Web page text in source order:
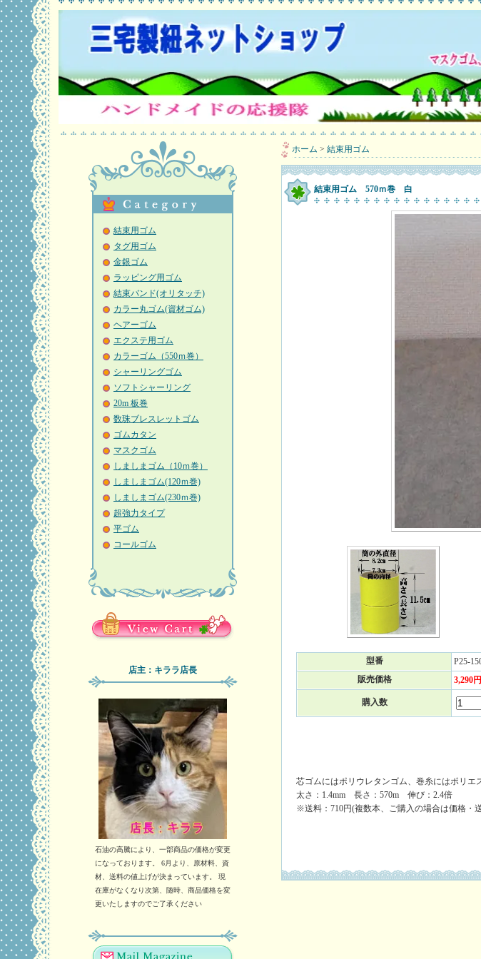
結束用ゴム
タグ用ゴム
金銀ゴム
ラッピング用ゴム
結束バンド(オリタッチ)
カラー丸ゴム(資材ゴム)
ヘアーゴム
エクステ用ゴム
カラーゴム（550ｍ巻）
シャーリングゴム
ソフトシャーリング
20m 板巻
数珠ブレスレットゴム
ゴムカタン
マスクゴム
しましまゴム（10ｍ巻）
しましまゴム(120ｍ巻)
しましまゴム(230ｍ巻)
超強力タイプ
平ゴム
コールゴム
店主：キララ店長
石油の高騰により、一部商品の価格が変更
になっております。 6月より、原材料、資
材、送料の値上げが決まっています。 現
在庫がなくなり次第、随時、商品価格を変
更いたしますのでご了承ください
ホーム > 結束用ゴム
結束用ゴム 570ｍ巻 白
型番
P25-
販売価格
3,290
購入数
芯ゴムにはポリウレタンゴム、巻糸にはポリエ
太さ：1.4mm 長さ：570m 伸び：2.4倍
※送料：710円(複数本、ご購入の場合は価格・